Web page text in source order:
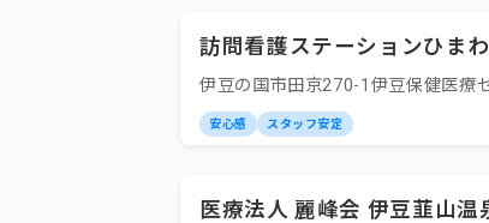
訪問看護ステーションひま
伊豆の国市田京270-1伊豆保健医療
安心感 スタッフ安定
医療法人 麗峰会 伊豆韮山